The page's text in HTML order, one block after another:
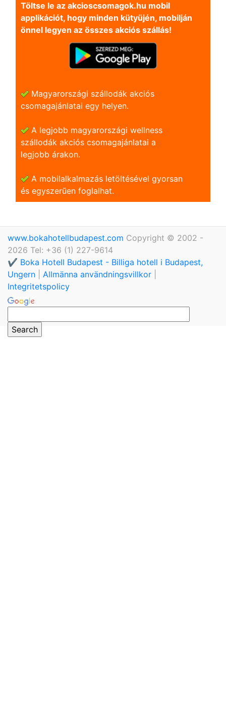
Töltse le az akcioscsomagok.hu mobil
applikációt, hogy minden kütyüjén, mobilján
önnel legyen az összes akciós szállás!
Magyarországi szállodák akciós
csomagajánlatai egy helyen.
A legjobb magyarországi wellness
szállodák akciós csomagajánlatai a
legjobb árakon.
A mobilalkalmazás letöltésével gyorsan
és egyszerũen foglalhat.
www.bokahotellbudapest.com Copyright © 2002 -
2026 Tel: +36 (1) 227-9614
✔️ Boka Hotell Budapest - Billiga hotell i Budapest,
Ungern
Allmänna användningsvillkor
Integritetspolicy